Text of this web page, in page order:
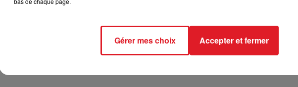
(R1) : 404 JERONIMO DU CAUX - 612 HARRY D'OURVILLE
Laval (R3) : 504 HOMONYMIE
Gérer mes choix Accepter et fermer